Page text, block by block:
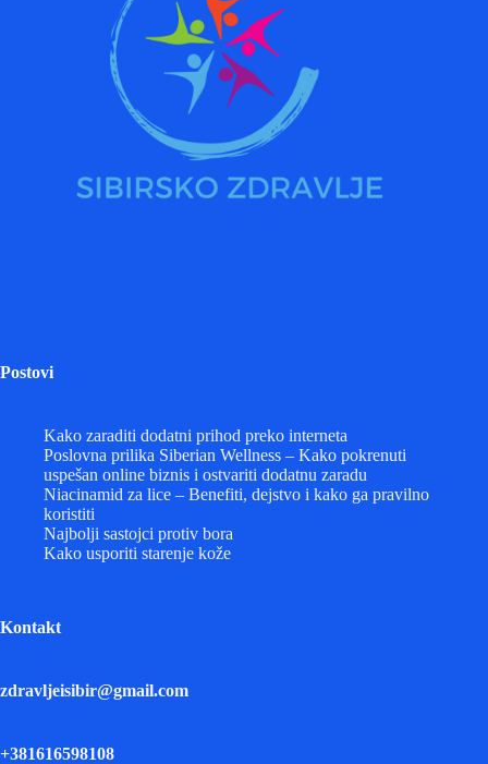
Postovi
Kako zaraditi dodatni prihod preko interneta
Poslovna prilika Siberian Wellness – Kako pokrenuti
uspešan online biznis i ostvariti dodatnu zaradu
Niacinamid za lice – Benefiti, dejstvo i kako ga pravilno
koristiti
Najbolji sastojci protiv bora
Kako usporiti starenje kože
Kontakt
zdravljeisibir@gmail.com
+381616598108